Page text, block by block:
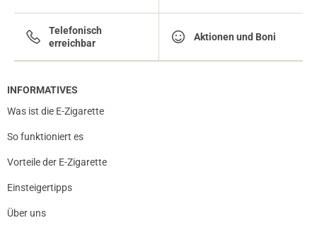
Telefonisch
erreichbar
Aktionen und Boni
INFORMATIVES
Was ist die E-Zigarette
So funktioniert es
Vorteile der E-Zigarette
Einsteigertipps
Über uns